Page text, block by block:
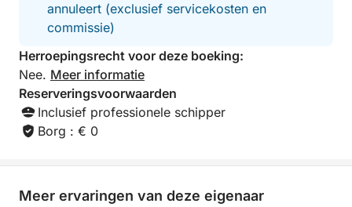
annuleert (exclusief servicekosten en
commissie)
Herroepingsrecht voor deze boeking:
Nee. Meer informatie
Reserveringsvoorwaarden
Inclusief professionele schipper
Borg : € 0
Meer ervaringen van deze eigenaar